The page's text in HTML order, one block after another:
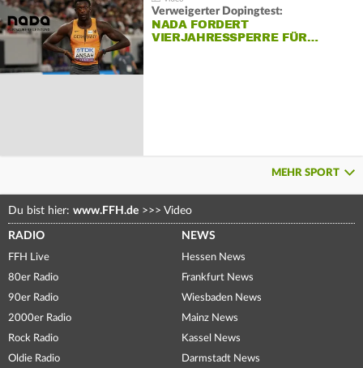
Verweigerter Dopingtest:
NADA FORDERT
VIERJAHRESSPERRE FÜR…
MEHR SPORT
Du bist hier: www.FFH.de >>> Video
RADIO
FFH Live
80er Radio
90er Radio
2000er Radio
Rock Radio
Oldie Radio
NEWS
Hessen News
Frankfurt News
Wiesbaden News
Mainz News
Kassel News
Darmstadt News